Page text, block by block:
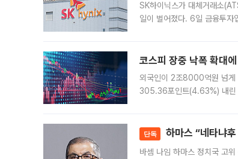
SK하이닉스가 대체거래소
일이 벌어졌다. 6일 금융투
코스피 장중 낙폭 확대
외국인이 2조8000억원 넘게
305.36포인트(4.63%) 내린
단독 하마스 “네타냐
바셈 나임 하마스 정치국 고